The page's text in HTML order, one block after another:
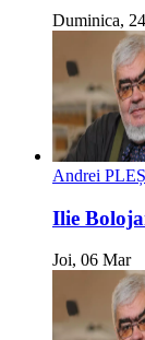
Duminica,
Andrei
Ilie
Joi, 06 Mar